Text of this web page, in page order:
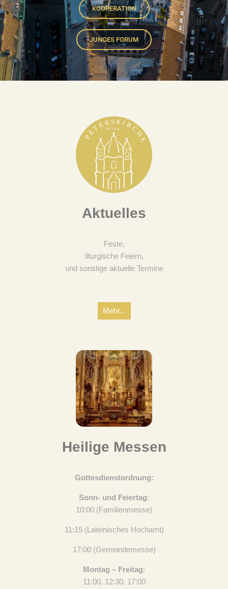
KOOPERATION
JUNGES FORUM
Aktuelles
Feste,
liturgische Feiern,
und sonstige aktuelle Termine
Mehr...
Heilige Messen
Gottesdienstordnung:
Sonn- und Feiertag:
10:00 (Familienmesse)
11:15 (Lateinisches Hochamt)
17:00 (Gemeindemesse)
Montag – Freitag:
11:00, 12:30, 17:00